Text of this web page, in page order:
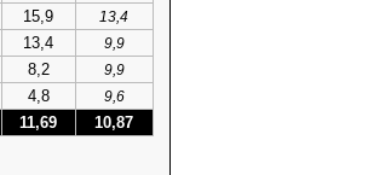
15,9
13,4
13,4
9,9
8,2
9,9
4,8 9,6
11,69 10,87